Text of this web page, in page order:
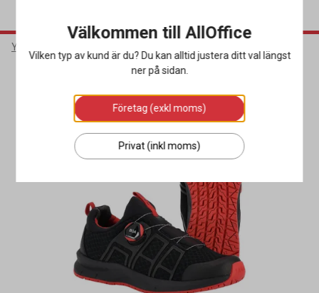
Yrkeskläder & Skydd
Välkommen till AllOffice
Vilken typ av kund är du? Du kan alltid justera ditt val längst
ner på sidan.
Företag (exkl moms)
Privat (inkl moms)